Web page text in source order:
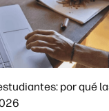
por qué